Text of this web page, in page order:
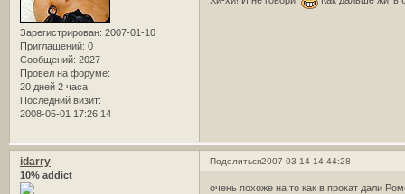
Зарегистрирован: 2007-01-10
Приглашений: 0
Сообщений: 2027
Провел на форуме:
20 дней 2 часа
Последний визит:
2008-05-01 17:26:14
Поделиться2007-03-14 14:44:28
idarry
10% addict
очень похоже на то как в прокат дали